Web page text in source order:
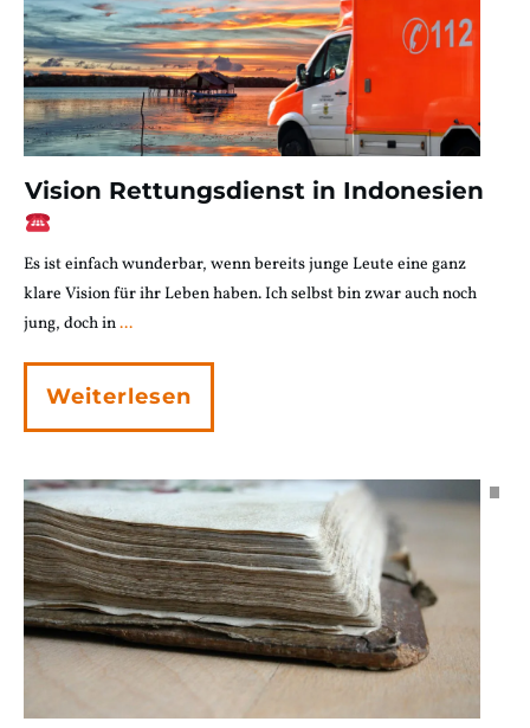
Vision Rettungsdienst in Indonesien
Es ist einfach wunderbar, wenn bereits junge Leute eine ganz
klare Vision für ihr Leben haben. Ich selbst bin zwar auch noch
jung, doch in...
Weiterlesen